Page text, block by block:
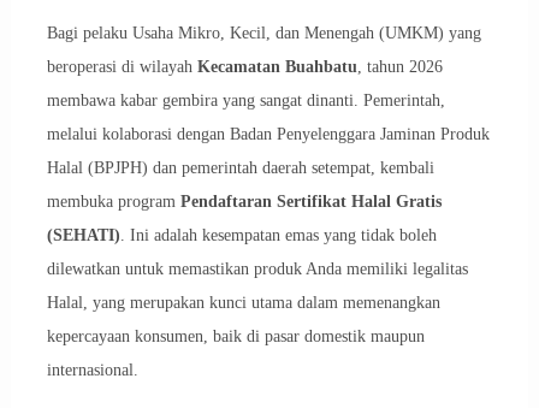
Bagi pelaku Usaha Mikro, Kecil, dan Menengah (UMKM) yang
beroperasi di wilayah Kecamatan Buahbatu, tahun 2026
membawa kabar gembira yang sangat dinanti. Pemerintah,
melalui kolaborasi dengan Badan Penyelenggara Jaminan Produk
Halal (BPJPH) dan pemerintah daerah setempat, kembali
membuka program Pendaftaran Sertifikat Halal Gratis
(SEHATI). Ini adalah kesempatan emas yang tidak boleh
dilewatkan untuk memastikan produk Anda memiliki legalitas
Halal, yang merupakan kunci utama dalam memenangkan
kepercayaan konsumen, baik di pasar domestik maupun
internasional.